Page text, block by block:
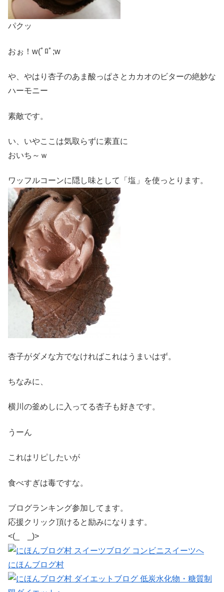
パクッ
おぉ！w(ﾟﾛﾟ;w
や、やはり杏子のあま酸っぱさとカカオのビターの絶妙な
ハーモニー
素敵です。
い、いやここは気取らずに素直に
おいち～ｗ
ワッフルコーンに隠し味として「塩」を使っとります。
杏子がダメな方でなければこれはうまいはず。
ちなみに、
横川の釜めしに入ってる杏子も好きです。
うーん
これはリピしたいが
食べすぎは毒ですな。
ブログランキング参加してます。
応援クリック頂けると励みになります。
<(_ _)>
にほんブログ村